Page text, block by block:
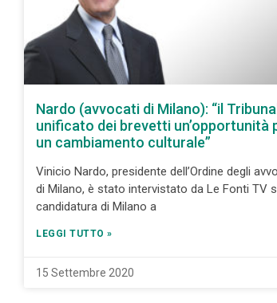
Nardo (avvocati di Milano): “il
unificato dei brevetti un’opportunità
un cambiamento culturale”
Vinicio Nardo, presidente dell’Ordine degli
di Milano, è stato intervistato da Le Fonti TV
candidatura di Milano a
LEGGI TUTTO »
15 Settembre 2020